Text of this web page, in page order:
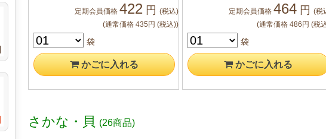
定期会員価格 422 円(税込)
(通常価格435 円(税込))
袋
かごに入れる
定期会員価格 464 円(税
(通常価格486 円(税
袋
かごに入れる
さかな・貝 (26商品)